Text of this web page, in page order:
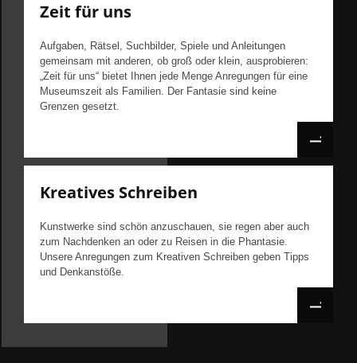
Zeit für uns
Aufgaben, Rätsel, Suchbilder, Spiele und Anleitungen
gemeinsam mit anderen, ob groß oder klein, ausprobieren:
„Zeit für uns“ bietet Ihnen jede Menge Anregungen für eine
Museumszeit als Familien. Der Fantasie sind keine
Grenzen gesetzt.
Kreatives Schreiben
Kunstwerke sind schön anzuschauen, sie regen aber auch
zum Nachdenken an oder zu Reisen in die Phantasie.
Unsere Anregungen zum Kreativen Schreiben geben Tipps
und Denkanstöße.